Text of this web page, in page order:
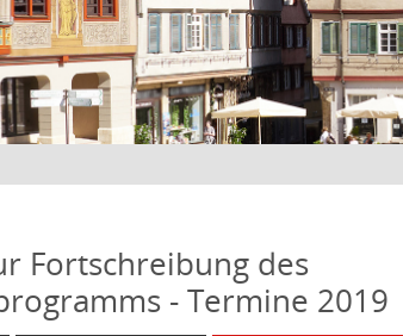
Fortschreibung des
- Termine 2019